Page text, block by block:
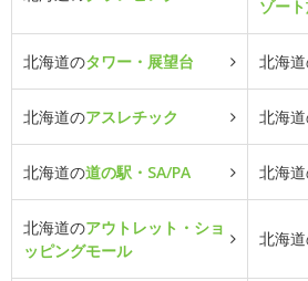
ゾー
北海道のタワー・展望台 北海
北海道のアスレチック 北海
北海道の道の駅・SA/PA 北海
北海道のアウトレット・ショ
ッピングモール
北海